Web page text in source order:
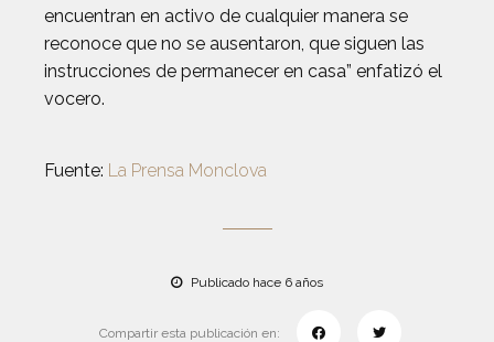
encuentran en activo de cualquier manera se
reconoce que no se ausentaron, que siguen las
instrucciones de permanecer en casa” enfatizó el
vocero.
Fuente: La Prensa Monclova
Publicado hace 6 años
Compartir esta publicación en: